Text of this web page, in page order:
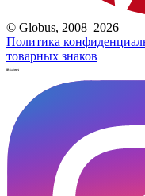
© Globus, 2008–2026
Политика
товарных знаков